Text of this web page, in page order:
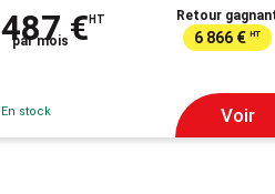
487 €HT
par mois
Retour
6 866 €HT
En stock Voir